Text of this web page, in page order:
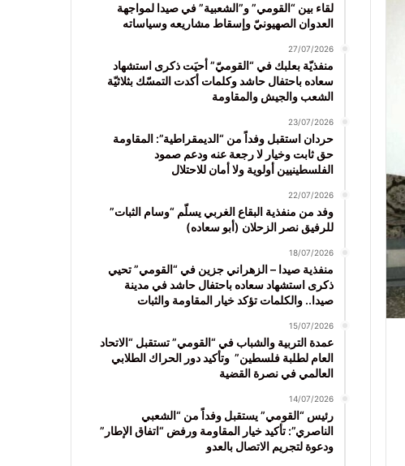
لقاء بين “القومي” و”الشعبية” في صيدا لمواجهة
العدوان الصهيونيّ وإسقاط مشاريعه وسياساته
27/07/2026
منفذيّة بعلبك في “القوميّ” أحيَت ذكرى استشهاد
سعاده باحتفال حاشد وكلمات أكدت التمسّك بثلاثيّة
الشعب والجيش والمقاومة
23/07/2026
حردان استقبل وفداً من “الديمقراطية”: المقاومة
حق ثابت وخيار لا رجعة عنه ودعم صمود
الفلسطينيين أولوية ولا أمان للاحتلال
22/07/2026
وفد من منفذية البقاع الغربي يسلّم “وسام الثبات”
للرفيق نصر الزحلان (أبو سعاده)
18/07/2026
منفذية صيدا – الزهراني جزين في “القومي” تحيي
ذكرى استشهاد سعاده باحتفال حاشد في مدينة
صيدا.. والكلمات تؤكد خيار المقاومة والثبات
15/07/2026
عمدة التربية والشباب في “القومي” تستقبل “الاتحاد
العام لطلبة فلسطين” وتأكيد دور الحراك الطلابي
العالمي في نصرة القضية
14/07/2026
رئيس “القومي” يستقبل وفداً من “الشعبي
الناصري”: تأكيد خيار المقاومة ورفض “اتفاق الإطار”
ودعوة لتجريم الاتصال بالعدو